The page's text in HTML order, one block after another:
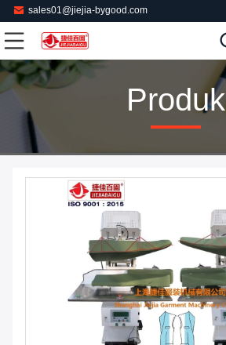
sales01@jiejia-bygood.com
Produk